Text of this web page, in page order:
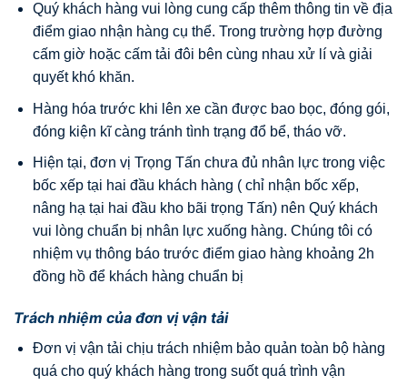
Quý khách hàng vui lòng cung cấp thêm thông tin về địa
điểm giao nhận hàng cụ thể. Trong trường hợp đường
cấm giờ hoặc cấm tải đôi bên cùng nhau xử lí và giải
quyết khó khăn.
Hàng hóa trước khi lên xe cần được bao bọc, đóng gói,
đóng kiện kĩ càng tránh tình trạng đổ bể, tháo vỡ.
Hiện tại, đơn vị Trọng Tấn chưa đủ nhân lực trong việc
bốc xếp tại hai đầu khách hàng ( chỉ nhận bốc xếp,
nâng hạ tại hai đầu kho bãi trọng Tấn) nên Quý khách
vui lòng chuẩn bị nhân lực xuống hàng. Chúng tôi có
nhiệm vụ thông báo trước điểm giao hàng khoảng 2h
đồng hồ để khách hàng chuẩn bị
Trách nhiệm của đơn vị vận tải
Đơn vị vận tải chịu trách nhiệm bảo quản toàn bộ hàng
quá cho quý khách hàng trong suốt quá trình vận